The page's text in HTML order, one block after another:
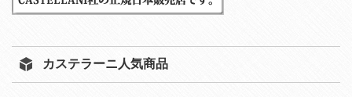
カステラーニ人気商品